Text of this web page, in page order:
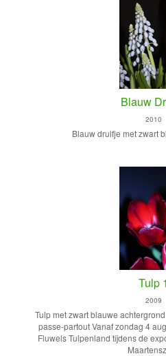
Blauw
2010
Blauw druifje met zwart
Tulp 1
2009
Tulp met zwart blauwe
passe-partout Vanaf zondag 4
Fluwels Tulpenland tijdens de